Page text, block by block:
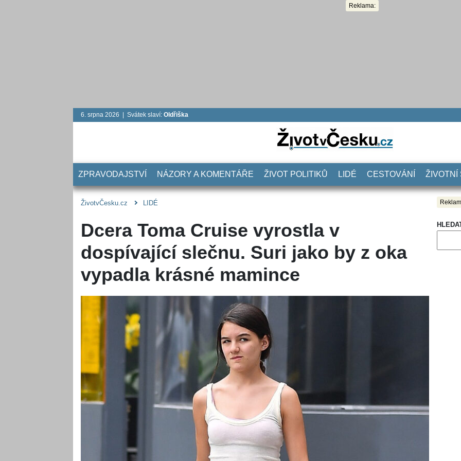
Reklama:
6. srpna 2026 | Svátek slaví: Oldřiška
ZPRAVODAJSTVÍ NÁZORY A KOMENTÁŘE ŽIVOT POLITIKŮ LIDÉ CESTOVÁNÍ ŽIVOTNÍ
ŽivotvČesku.cz LIDÉ
Dcera Toma Cruise vyrostla v
dospívající slečnu. Suri jako by z oka
vypadla krásné mamince